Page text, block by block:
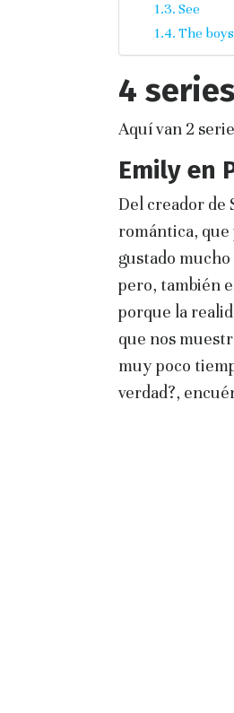
See
The boys
4
Aquí van 2
Emily en
Del creador de
romántica, que
gustado
pero, también
porque la
que nos
muy poco
verdad?,